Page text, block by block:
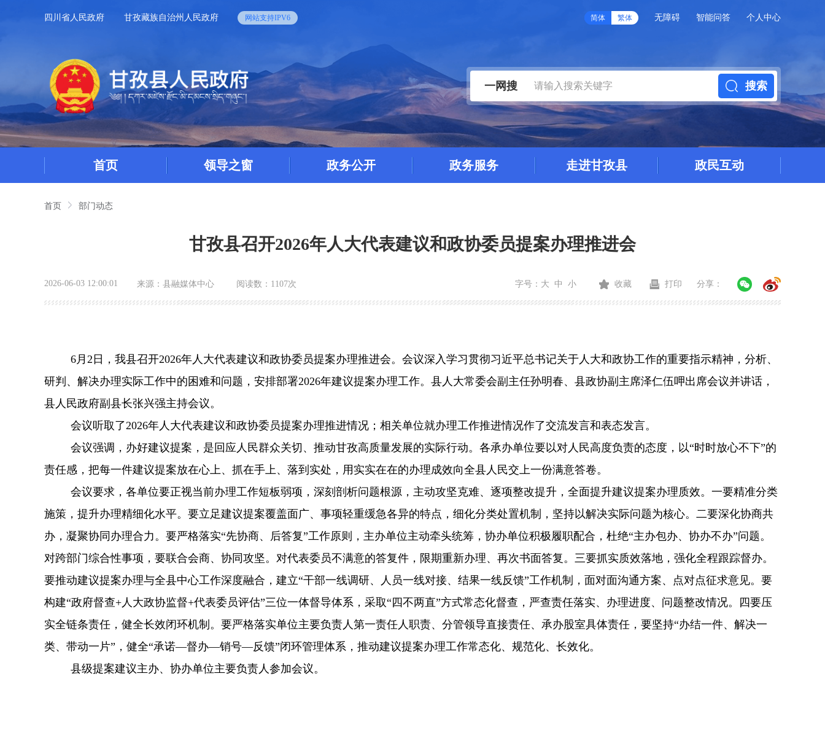
四川省人民政府 甘孜藏族自治州人民政府 网站支持IPV6 简体 繁体 无障碍 智能问答 个人中心
一网搜 搜索
首页 领导之窗 政务公开 政务服务 走进甘孜县 政民互动
首页 部门动态
甘孜县召开2026年人大代表建议和政协委员提案办理推进会
2026-06-03 12:00:01 来源： 县融媒体中心 阅读数： 1107次 字号： 大 中 小 收藏 打印 分享：
6 月 2 日，我县召开2026年人大代表建议和政协委员提案办理推进会。会议深入学习贯彻习近平总书记关于人大和政协工作的重要指示精神，分析、
研判、解决办理实际工作中的困难和问题，安排部署2026年建议提案办理工作。县人大常委会副主任孙明春、县政协副主席泽仁伍呷出席会议并讲话，
县人民政府副县长张兴强主持会议。
会议听取了2026年人大代表建议和政协委员提案办理推进情况；相关单位就办理工作推进情况作了交流发言和表态发言。
会议强调，办好建议提案，是回应人民群众关切、推动甘孜高质量发展的实际行动。各承办单位要以对人民高度负责的态度，以“时时放心不下”的
责任感，把每一件建议提案放在心上、抓在手上、落到实处，用实实在在的办理成效向全县人民交上一份满意答卷。
会议要求，各单位要正视当前办理工作短板弱项，深刻剖析问题根源，主动攻坚克难、逐项整改提升，全面提升建议提案办理质效。一要精准分类
施策，提升办理精细化水平。要立足建议提案覆盖面广、事项轻重缓急各异的特点，细化分类处置机制，坚持以解决实际问题为核心。二要深化协商共
办，凝聚协同办理合力。要严格落实“先协商、后答复”工作原则，主办单位主动牵头统筹，协办单位积极履职配合，杜绝“主办包办、协办不办”问题。
对跨部门综合性事项，要联合会商、协同攻坚。对代表委员不满意的答复件，限期重新办理、再次书面答复。三要抓实质效落地，强化全程跟踪督办。
要推动建议提案办理与全县中心工作深度融合，建立“干部一线调研、人员一线对接、结果一线反馈”工作机制，面对面沟通方案、点对点征求意见。要
构建“政府督查+ 人大政协监督+代表委员评估”三位一体督导体系，采取“四不两直”方式常态化督查，严查责任落实、办理进度、问题整改情况。四要压
实全链条责任，健全长效闭环机制。要严格落实单位主要负责人第一责任人职责、分管领导直接责任、承办股室具体责任，要坚持“办结一件、解决一
类、带动一片” ，健全“承诺—督办—销号—反馈”闭环管理体系，推动建议提案办理工作常态化、规范化、长效化。
县级提案建议主办、协办单位主要负责人参加会议。